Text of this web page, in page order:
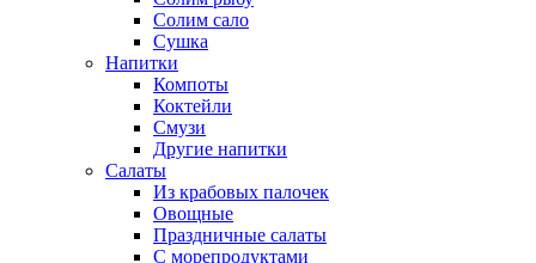
Солим сало
Сушка
Напитки
Компоты
Коктейли
Смузи
Другие напитки
Салаты
Из крабовых палочек
Овощные
Праздничные салаты
С морепродуктами